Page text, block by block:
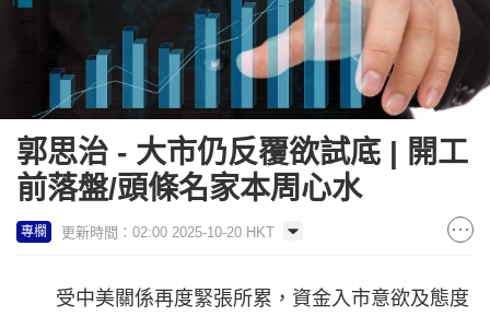
郭思治 - 大市仍反覆欲試底 | 開工
前落盤/頭條名家本周心水
專欄 更新時間：02:00 2025-10-20 HKT
受中美關係再度緊張所累，資金入市意欲及態度